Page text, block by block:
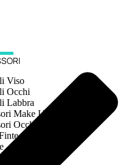
Viso
Occhi
Labbra
Make Up
Occhi